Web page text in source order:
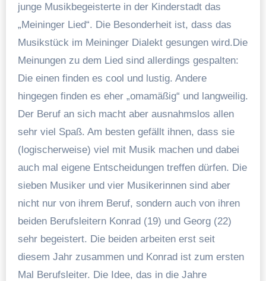
junge Musikbegeisterte in der Kinderstadt das
„Meininger Lied“. Die Besonderheit ist, dass das
Musikstück im Meininger Dialekt gesungen wird.Die
Meinungen zu dem Lied sind allerdings gespalten:
Die einen finden es cool und lustig. Andere
hingegen finden es eher „omamäßig“ und langweilig.
Der Beruf an sich macht aber ausnahmslos allen
sehr viel Spaß. Am besten gefällt ihnen, dass sie
(logischerweise) viel mit Musik machen und dabei
auch mal eigene Entscheidungen treffen dürfen. Die
sieben Musiker und vier Musikerinnen sind aber
nicht nur von ihrem Beruf, sondern auch von ihren
beiden Berufsleitern Konrad (19) und Georg (22)
sehr begeistert. Die beiden arbeiten erst seit
diesem Jahr zusammen und Konrad ist zum ersten
Mal Berufsleiter. Die Idee, das in die Jahre